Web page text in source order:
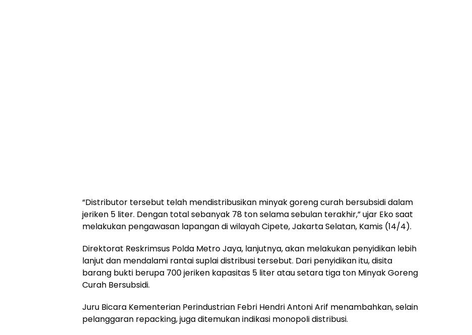
“Distributor tersebut telah mendistribusikan minyak goreng curah bersubsidi dalam
jeriken 5 liter. Dengan total sebanyak 78 ton selama sebulan terakhir,” ujar Eko saat
melakukan pengawasan lapangan di wilayah Cipete, Jakarta Selatan, Kamis (14/4).
Direktorat Reskrimsus Polda Metro Jaya, lanjutnya, akan melakukan penyidikan lebih
lanjut dan mendalami rantai suplai distribusi tersebut. Dari penyidikan itu, disita
barang bukti berupa 700 jeriken kapasitas 5 liter atau setara tiga ton Minyak Goreng
Curah Bersubsidi.
Juru Bicara Kementerian Perindustrian Febri Hendri Antoni Arif menambahkan, selain
pelanggaran repacking, juga ditemukan indikasi monopoli distribusi.